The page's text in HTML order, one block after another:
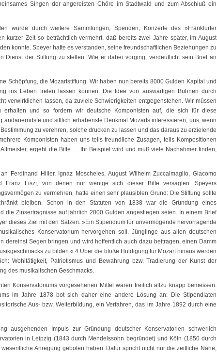
Singen der angereisten Chöre im Stadtwald und zum Abschluß ein
wurde durch weitere Sammlungen, Spenden, Konzerte des »Frankfurter
kurzer Zeit so beträchtlich vermehrt, daß bereits zwei Jahre später, im August
konnte. Speyer hatte es verstanden, seine freundschaftlichen Beziehungen zu
Dienst der Stiftung zu stellen. Wie er dabei vorging, verdeutlicht sein Brief an
Schöpfung, die Mozartstiftung. Wir haben nun bereits 8000 Gulden Kapital und
ins Leben treten lassen können. Die Idee von auswärtigen Bühnen durch
verwirklichen lassen, da zuviele Schwierigkeiten entgegenstehen. Wir müssen
erhalten und so fordern wir deutsche Komponisten auf, die sich für diese
andauerndste und sittlich erhabenste Denkmal Mozarts interessieren, uns, wenn
zu verehren, solche drucken zu lassen und das daraus zu erzielende
Komponisten haben uns teils freundliche Zusagen, teils Kompositionen
ergeht die Bitte … Ihr Beispiel wird und muß viele Nachahmer finden,
Ferdinand Hiller, Ignaz Moscheles, August Wilhelm Zuccalmaglio, Giacomo
Franz Liszt, von denen nur wenige sich dieser Bitte versagten. Speyers
zu vermehren, hatte einen sehr plausiblen Grund: Die Stiftung sollte
bleiben. Schon in den Statuten von 1838 war die Gründung eines
die Zinserträgnisse auf jährlich 2000 Gulden angestiegen seien. In einem Brief
dieses Ziel mit den Sätzen: »Ein Stipendium für unvermögende hervorragende
Konservatorium hervorgehen soll. Jünglinge aus allen deutschen
dereinst Segen bringen und wird hoffentlich auch dazu beitragen, einen Damm
zu bilden.« 4 Über die bloße Huldigung für Mozart hinaus werden
Wohltätigkeit, Patriotismus und Bewahrung bzw. Tradierung der Kunst der
des musikalischen Geschmacks.
Konservatoriums vorgesehenen Mittel waren freilich allzu knapp bemessen.
im Jahre 1878 bot sich daher eine andere Lösung an: Die Stipendiaten
Aus- bzw. Weiterbildung, ein Verfahren, das im Jahre 1892 durch eine
ausgehenden Impuls zur Gründung deutscher Konservatorien schwerlich
in Leipzig (1843 durch Mendelssohn begründet) und Köln (1850 durch
Anregung geboten haben. Dafür spricht nicht nur die zeitliche Nähe,